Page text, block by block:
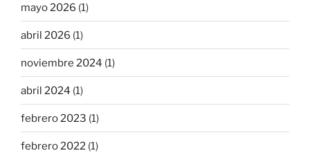
mayo 2026 (1)
abril 2026 (1)
noviembre 2024 (1)
abril 2024 (1)
febrero 2023 (1)
febrero 2022 (1)